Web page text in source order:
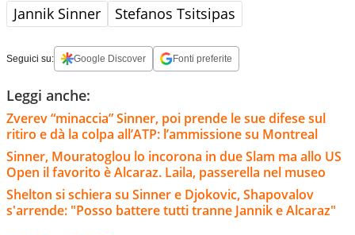
Jannik Sinner Stefanos Tsitsipas
Seguici su: Google Discover Fonti preferite
Leggi anche:
Zverev “minaccia” Sinner, poi prende le sue difese sul
ritiro e dà la colpa all’ATP: l’ammissione su Montreal
Sinner, Mouratoglou lo incorona in due Slam ma allo US
Open il favorito è Alcaraz. Laila, passerella nel museo
Shelton si schiera su Sinner e Djokovic, Shapovalov
s'arrende: "Posso battere tutti tranne Jannik e Alcaraz"